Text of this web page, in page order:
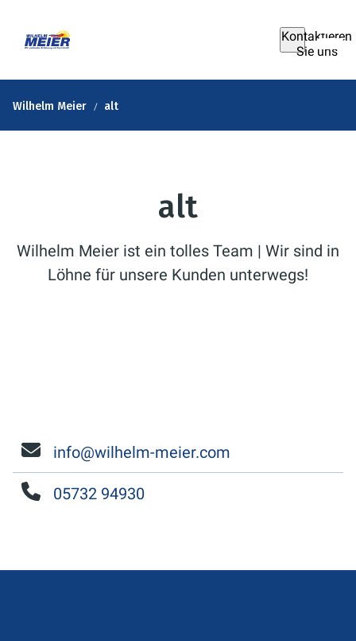
Kontaktieren
Sie uns
Wilhelm Meier alt
alt
Wilhelm Meier ist ein tolles Team | Wir sind in
Löhne für unsere Kunden unterwegs!
info@wilhelm-meier.com
05732 94930